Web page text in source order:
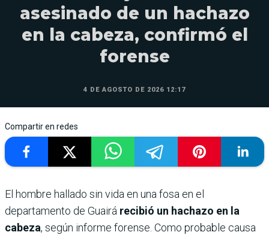
asesinado de un hachazo
en la cabeza, confirmó el
forense
4 DE AGOSTO DE 2026 12:17
Compartir en redes
El hombre hallado sin vida en una fosa en el
departamento de Guairá recibió un hachazo en la
cabeza, según informe forense. Como probable causa